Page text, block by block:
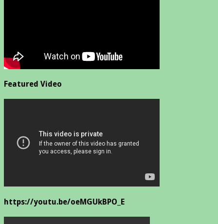
Featured Video
https://youtu.be/oeMGUkBPO_E